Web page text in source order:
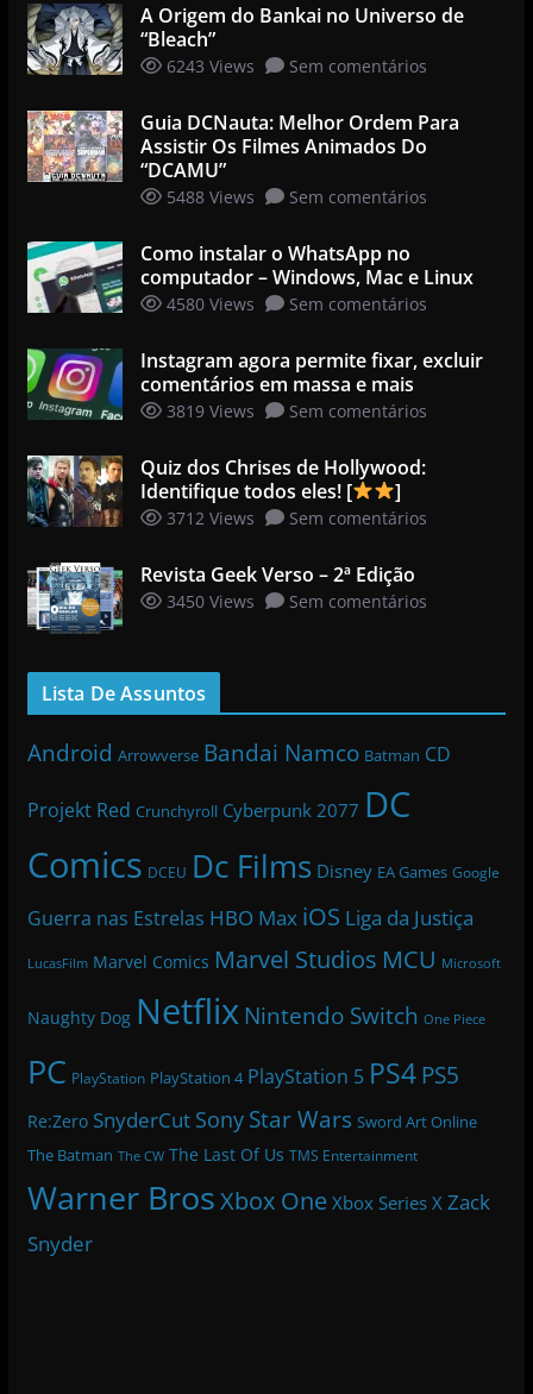
A Origem do Bankai no Universo de
“Bleach”
6243 Views Sem comentários
Guia DCNauta: Melhor Ordem Para
Assistir Os Filmes Animados Do
“DCAMU”
5488 Views Sem comentários
Como instalar o WhatsApp no
computador – Windows, Mac e Linux
4580 Views Sem comentários
Instagram agora permite fixar, excluir
comentários em massa e mais
3819 Views Sem comentários
Quiz dos Chrises de Hollywood:
Identifique todos eles! [
]
3712 Views Sem comentários
Revista Geek Verso – 2ª Edição
3450 Views Sem comentários
Lista De Assuntos
Android Arrowverse Bandai Namco Batman CD
Projekt Red Crunchyroll Cyberpunk 2077 DC
Comics DCEU Dc Films Disney EA Games Google
Guerra nas Estrelas HBO Max iOS Liga da Justiça
LucasFilm Marvel Comics Marvel Studios MCU Microsoft
Naughty Dog Netflix Nintendo Switch One Piece
PC PlayStation PlayStation 4 PlayStation 5 PS4 PS5
Re:Zero SnyderCut Sony Star Wars Sword Art Online
The Batman The CW The Last Of Us TMS Entertainment
Warner BrosXbox One Xbox Series X Zack
Snyder